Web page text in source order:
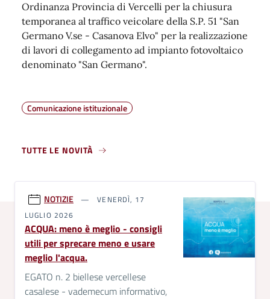
Ordinanza Provincia di Vercelli per la chiusura
temporanea al traffico veicolare della S.P. 51 "San
Germano V.se - Casanova Elvo" per la realizzazione
di lavori di collegamento ad impianto fotovoltaico
denominato "San Germano".
Comunicazione istituzionale
TUTTE LE NOVITÀ
NOTIZIE
VENERDÌ, 17
LUGLIO 2026
ACQUA: meno è meglio - consigli
utili per sprecare meno e usare
meglio l'acqua.
EGATO n. 2 biellese vercellese
casalese - vademecum informativo,